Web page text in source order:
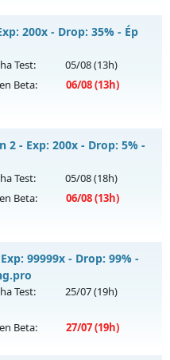
chủ
200x - Drop: 35% - Ép
Test: 05/08(13h)
Beta: 06/08(13h)
Mới
chủ
2 - Exp: 200x - Drop: 5% -
Test: 05/08(18h)
Beta: 06/08(13h)
Hồi sinh⚔️
chủ
99999x - Drop: 99% -
Test: 25/07(19h)
Beta: 27/07(19h)